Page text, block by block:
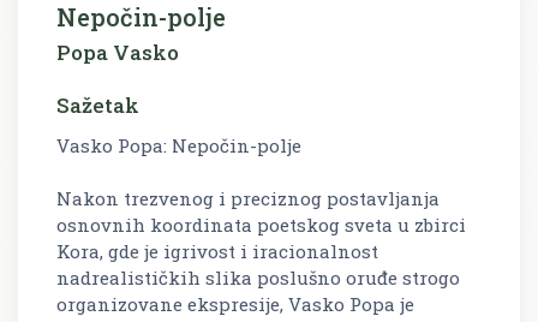
Nepočin-polje
Popa Vasko
Sažetak
Vasko Popa: Nepočin-polje
Nakon trezvenog i preciznog postavljanja
osnovnih koordinata poetskog sveta u zbirci
Kora, gde je igrivost i iracionalnost
nadrealističkih slika poslušno oruđe strogo
organizovane ekspresije, Vasko Popa je